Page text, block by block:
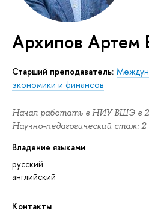
Архипов Артем
старший преподаватель:
экономики и финансов
Начал работать в НИУ ВШЭ в
Научно-педагогический стаж: 2
Владение языками
русский
английский
Контакты